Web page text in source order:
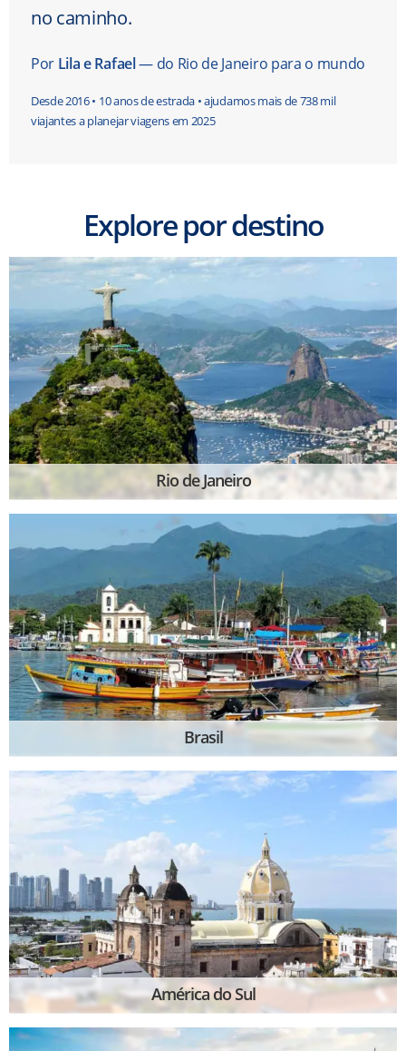
no caminho.
Por Lila e Rafael— do Rio de Janeiro para o mundo
Desde 2016 • 10 anos de estrada • ajudamos mais de 738 mil
viajantes a planejar viagens em 2025
Explore por destino
Rio de Janeiro
Brasil
América do Sul